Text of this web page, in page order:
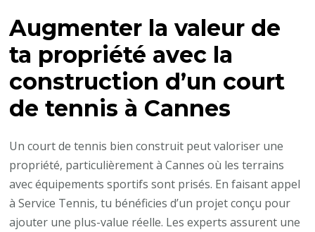
Augmenter la valeur de
ta propriété avec la
construction d’un court
de tennis à Cannes
Un court de tennis bien construit peut valoriser une
propriété, particulièrement à Cannes où les terrains
avec équipements sportifs sont prisés. En faisant appel
à Service Tennis, tu bénéficies d’un projet conçu pour
ajouter une plus-value réelle. Les experts assurent une